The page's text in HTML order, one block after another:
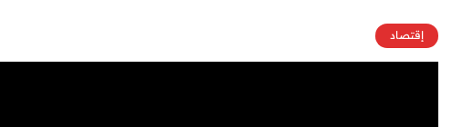
إقتصاد